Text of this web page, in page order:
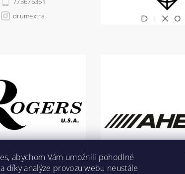
drumextra
abychom Vám umožnili pohodlné
díky analýze provozu webu neustále